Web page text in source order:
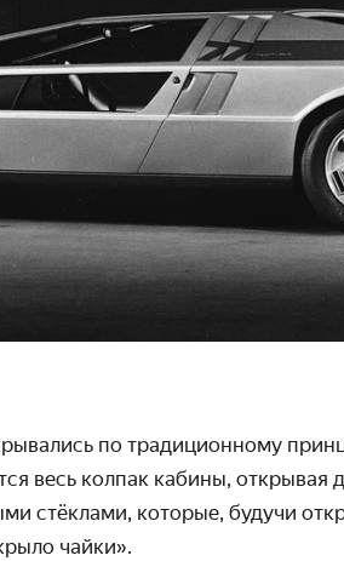
по традиционному
весь колпак кабины, открывая
стёклами, которые, будучи
чайки».